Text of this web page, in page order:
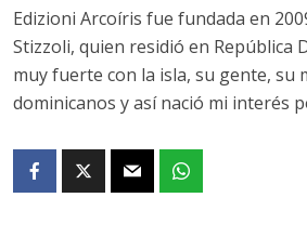
Edizioni Arcoíris fue fundada en
Stizzoli, quien residió en República
muy fuerte con la isla, su gente, su
dominicanos y así nació mi interés